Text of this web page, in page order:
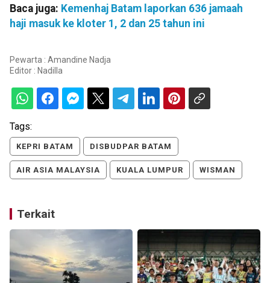
Baca juga: Kemenhaj Batam laporkan 636 jamaah
haji masuk ke kloter 1, 2 dan 25 tahun ini
Pewarta : Amandine Nadja
Editor : Nadilla
Tags:
KEPRI BATAM DISBUDPAR BATAM
AIR ASIA MALAYSIA KUALA LUMPUR WISMAN
Terkait